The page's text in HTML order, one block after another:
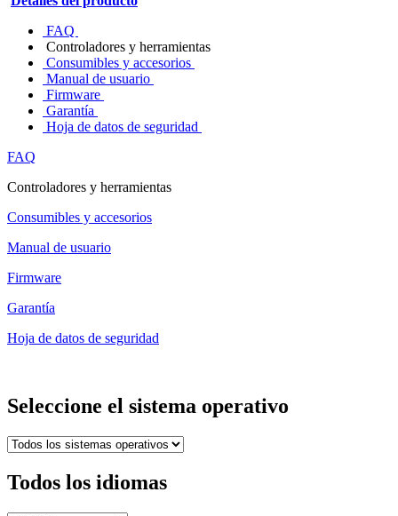
FAQ
Controladores y herramientas
Consumibles y accesorios
Manual de usuario
Firmware
Garantía
Hoja de datos de seguridad
FAQ
Controladores y herramientas
Consumibles y accesorios
Manual de usuario
Firmware
Garantía
Hoja de datos de seguridad
Seleccione el sistema operativo
Todos los idiomas